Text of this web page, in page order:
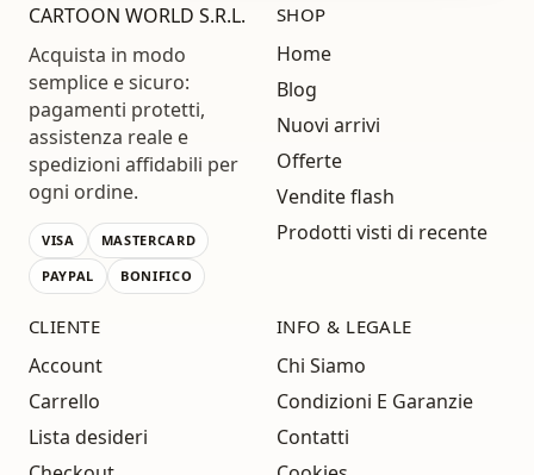
CARTOON WORLD S.R.L.
Acquista in modo
semplice e sicuro:
pagamenti protetti,
assistenza reale e
spedizioni affidabili per
ogni ordine.
VISA
MASTERCARD
PAYPAL
BONIFICO
SHOP
Home
Blog
Nuovi arrivi
Offerte
Vendite flash
Prodotti visti di recente
CLIENTE
Account
Carrello
Lista desideri
INFO & LEGALE
Chi Siamo
Condizioni E Garanzie
Contatti